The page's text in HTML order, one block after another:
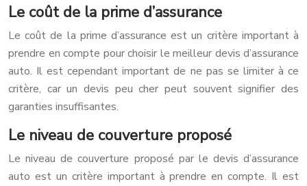
Le coût de la prime d’assurance
Le coût de la prime d’assurance est un critère important à
prendre en compte pour choisir le meilleur devis d’assurance
auto. Il est cependant important de ne pas se limiter à ce
critère, car un devis peu cher peut souvent signifier des
garanties insuffisantes.
Le niveau de couverture proposé
Le niveau de couverture proposé par le devis d’assurance
auto est un critère important à prendre en compte. Il est